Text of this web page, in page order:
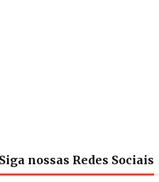
Siga nossas Redes Sociais